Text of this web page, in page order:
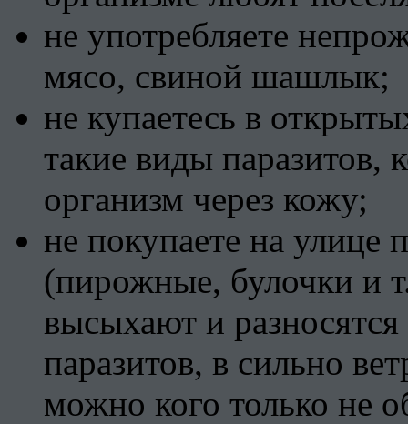
не употребляете
мясо, свиной шашлык;
не купаетесь в
такие виды
организм через кожу;
не покупаете на улице
(пирожные, булочки и
высыхают и
паразитов, в сильно
можно кого только не